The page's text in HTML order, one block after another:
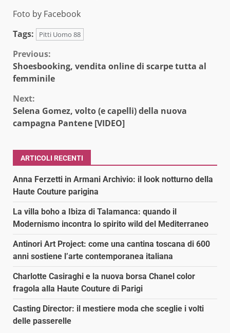
Foto by Facebook
Tags:
Pitti Uomo 88
Continue
Reading
Previous:
Shoesbooking, vendita online di scarpe tutta al
femminile
Next:
Selena Gomez, volto (e capelli) della nuova
campagna Pantene [VIDEO]
ARTICOLI RECENTI
Anna Ferzetti in Armani Archivio: il look notturno della
Haute Couture parigina
La villa boho a Ibiza di Talamanca: quando il
Modernismo incontra lo spirito wild del Mediterraneo
Antinori Art Project: come una cantina toscana di 600
anni sostiene l’arte contemporanea italiana
Charlotte Casiraghi e la nuova borsa Chanel color
fragola alla Haute Couture di Parigi
Casting Director: il mestiere moda che sceglie i volti
delle passerelle